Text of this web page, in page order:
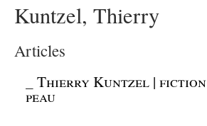
Kuntzel, Thierry
Articles
_Thierry Kuntzel | fiction
peau